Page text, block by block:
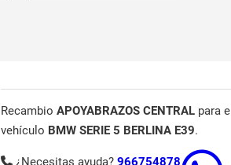
Recambio APOYABRAZOS CENTRAL para el
vehículo BMW SERIE 5 BERLINA E39.
¿Necesitas ayuda? 966754878